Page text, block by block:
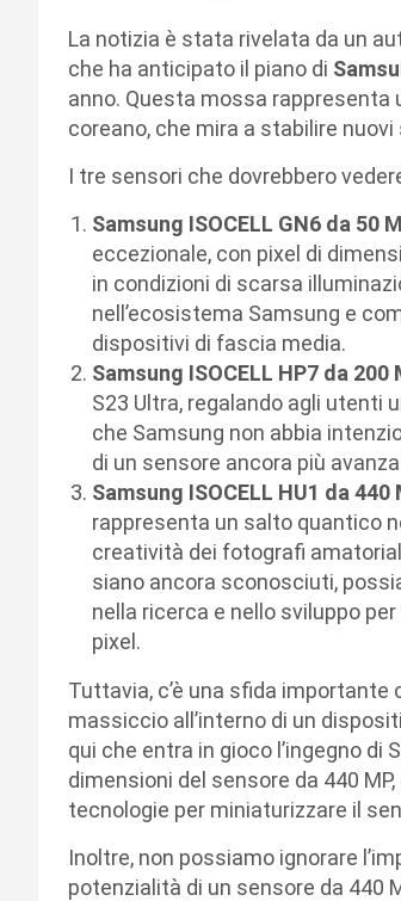
La notizia è stata rivelata da un
che ha anticipato il piano di
anno. Questa mossa rappresenta
coreano, che mira a stabilire
I tre sensori che dovrebbero
Samsung ISOCELL GN6 da 50
eccezionale, con pixel di
in condizioni di scarsa
nell’ecosistema Samsung e
dispositivi di fascia media.
Samsung ISOCELL HP7 da 200
S23 Ultra, regalando agli utenti
che Samsung non abbia
di un sensore ancora più
Samsung ISOCELL HU1 da 440
rappresenta un salto quantico
creatività dei fotografi
siano ancora sconosciuti,
nella ricerca e nello sviluppo
pixel.
Tuttavia, c’è una sfida
massiccio all’interno di un
qui che entra in gioco l’ingegno
dimensioni del sensore da 440
tecnologie per miniaturizzare il
Inoltre, non possiamo ignorare
potenzialità di un sensore da 440